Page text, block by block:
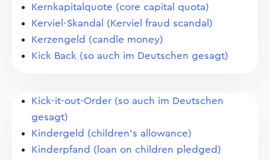
Kernkapitalquote (core capital quota)
Kerviel-Skandal (Kerviel fraud scandal)
Kerzengeld (candle money)
Kick Back (so auch im Deutschen gesagt)
Kick-it-out-Order (so auch im Deutschen
gesagt)
Kindergeld (children's allowance)
Kinderpfand (loan on children pledged)